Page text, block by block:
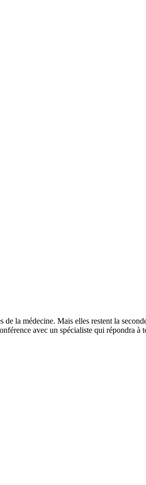
la médecine. Mais elles restent la
avec un spécialiste qui répondra à